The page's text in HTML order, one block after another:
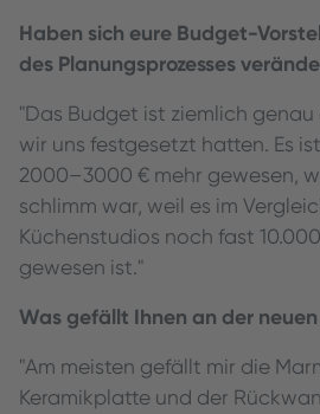
Haben sich eure Budget-
des Planungsprozesses
"Das Budget ist ziemlich
wir uns festgesetzt hatten. Es
2000–3000 € mehr gewesen,
schlimm war, weil es im
Küchenstudios noch fast
gewesen ist."
Was gefällt Ihnen an der
"Am meisten gefällt mir die
Keramikplatte und der